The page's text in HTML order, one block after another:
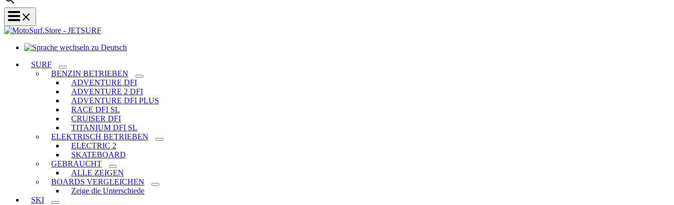
Deutsch
SURF
BENZIN BETRIEBEN
ADVENTURE DFI
ADVENTURE 2 DFI
ADVENTURE DFI PLUS
RACE DFI SL
CRUISER DFI
TITANIUM DFI SL
ELEKTRISCH BETRIEBEN
ELECTRIC 2
SKATEBOARD
GEBRAUCHT
ALLE ZEIGEN
BOARDS VERGLEICHEN
Zeige die Unterschiede
SKI